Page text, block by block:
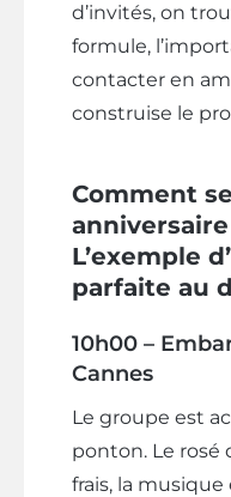
d’invités, on
formule,
contacter en
construise le
Comment
L’exemple
parfaite au
10h00 –
Cannes
Le groupe est
ponton. Le rosé
frais, la musique